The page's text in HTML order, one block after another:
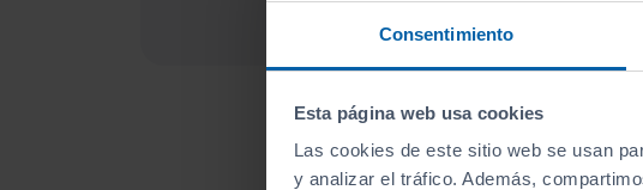
Consentimiento
Esta página web usa cookies
Las cookies de este sitio web se usan
y analizar el tráfico. Además,
Se el